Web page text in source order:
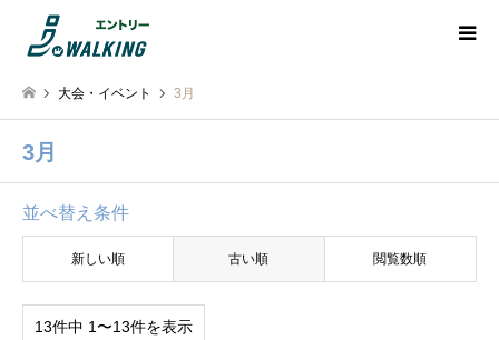
大会・イベント 3月
3月
並べ替え条件
新しい順 古い順 閲覧数順
13件中 1〜13件を表示